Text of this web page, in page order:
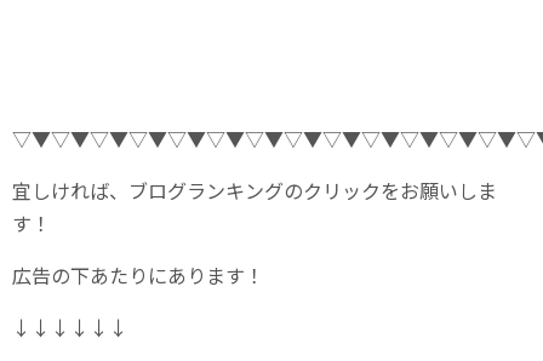
宜しければ、ブログランキングのクリックをお願いしま
す！
広告の下あたりにあります！
↓↓↓↓↓↓